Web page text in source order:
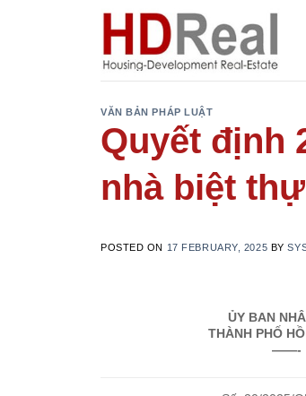
VĂN BẢN PHÁP LUẬT
Quyết định
nhà biệt
POSTED ON 17 FEBRUARY, 2025 BY
ỦY BAN
THÀNH PHỐ
——-